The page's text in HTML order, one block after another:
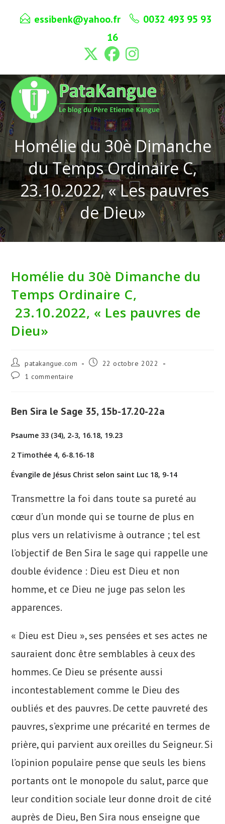
essibenk@yahoo.fr
0032 493 95 93
16
Homélie du 30è Dimanche
du Temps Ordinaire C,
23.10.2022, « Les pauvres
de Dieu»
Homélie du 30è Dimanche du
Temps Ordinaire C,
23.10.2022, « Les pauvres de
Dieu»
Auteur/autrice
de
la
patakangue.com
Publication
22 octobre 2022
Commentaires
1 commentaire
Ben Sira le Sage 35, 15b-17.20-22a
Psaume 33 (34), 2-3, 16.18, 19.23
2 Timothée 4, 6-8.16-18
Évangile de Jésus Christ selon saint Luc 18, 9-14
Transmettre la foi dans toute sa pureté au
cœur d’un monde qui se tourne de plus en
plus vers un relativisme à outrance ; tel est
l’objectif de Ben Sira le sage qui rappelle une
double évidence : Dieu est Dieu et non
homme, et ce Dieu ne juge pas selon les
apparences.
« Dieu est Dieu », ses pensées et ses actes ne
sauraient donc être semblables à ceux des
hommes. Ce Dieu se présente aussi
incontestablement comme le Dieu des
oubliés et des pauvres. De cette pauvreté des
pauvres, s’exprime une précarité en termes de
prière, qui parvient aux oreilles du Seigneur. Si
l’opinion populaire pense que seuls les biens
portants ont le monopole du salut, parce que
leur condition sociale leur donne droit de cité
auprès de Dieu, Ben Sira nous enseigne que